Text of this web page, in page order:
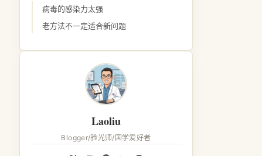
Laoliu
Blogger/验光师/国学爱好者
病毒的感染力太强
老方法不一定适合新问题